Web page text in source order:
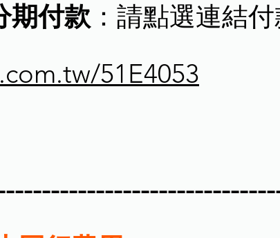
期付款 ：請點選連結
51E4053